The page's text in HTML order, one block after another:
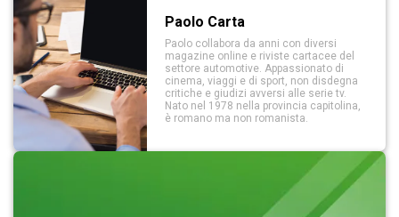
Paolo Carta
Paolo collabora da anni con diversi
magazine online e riviste cartacee del
settore automotive. Appassionato di
cinema, viaggi e di sport, non disdegna
critiche e giudizi avversi alle serie tv.
Nato nel 1978 nella provincia capitolina,
è romano ma non romanista.